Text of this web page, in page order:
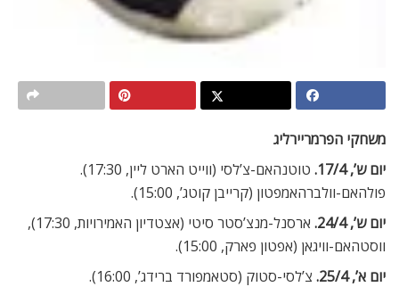
משחקי הפרמריירליג
יום ש’, 17/4.
טוטנהאם-צ’לסי (ווייט הארט ליין, 17:30).
פולהאם-וולברהאמפטון (קרייבן קוטג’, 15:00).
יום ש’, 24/4.
ארסנל-מנצ’סטר סיטי (אצטדיון האמירויות, 17:30),
ווסטהאם-וויגאן (אפטון פארק, 15:00).
יום א’, 25/4.
צ’לסי-סטוק (סטאמפורד ברידג’, 16:00).